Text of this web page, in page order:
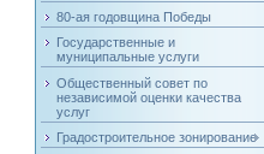
80-ая годовщина Победы
Государственные и
муниципальные услуги
Общественный совет по
независимой оценки качества
услуг
Градостроительное зонирование